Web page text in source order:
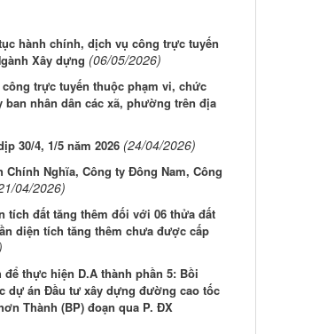
hành chính, dịch vụ công trực tuyến
Xây dựng (06/05/2026)
trực tuyến thuộc phạm vi, chức
nhân dân các xã, phường trên địa
30/4, 1/5 năm 2026 (24/04/2026)
Nghĩa, Công ty Đông Nam, Công
04/2026)
tích đất tăng thêm đối với 06 thửa đất
diện tích tăng thêm chưa được cấp
thực hiện D.A thành phần 5: Bồi
dự án Đầu tư xây dựng đường cao tốc
Thành (BP) đoạn qua P. ĐX